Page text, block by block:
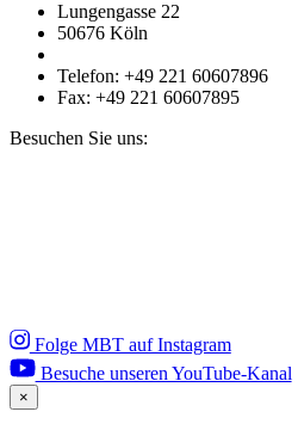
Lungengasse 22
50676 Köln
Telefon: +49 221 60607896
Fax: +49 221 60607895
Besuchen Sie uns:
Folge MBT auf Instagram
Besuche unseren YouTube-Kanal
×
Close